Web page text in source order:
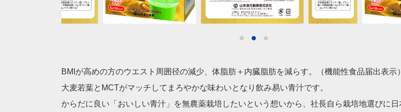
BMIが高めの方のウエスト周囲径の減少、体脂肪＋内臓脂肪を減らす。（機能性食品届出表示）
大麦若葉とMCTがマッチしてまろやかな味わいとなり飲み易い青汁です。
からだに良い「おいしい青汁」を無農薬栽培したいという想いから、社長自ら栽培地選びに日